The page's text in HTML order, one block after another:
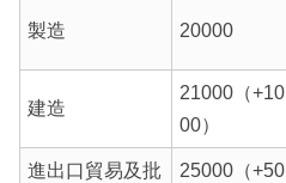
製造 20000
建造
21000（+10
00）
進出口貿易及批
25000（+50